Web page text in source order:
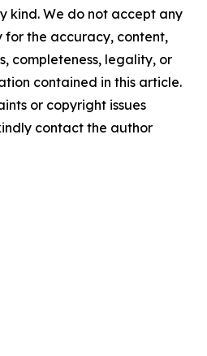
kind. We do not accept any
for the accuracy, content,
completeness, legality, or
contained in this article.
or copyright issues
contact the author